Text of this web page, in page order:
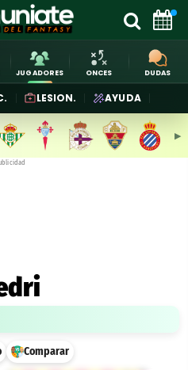
JUGADORES ONCES DUDAS
LESION. AYUDA
▶︎
Comparar